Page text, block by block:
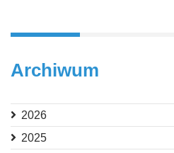
Archiwum
2026
2025